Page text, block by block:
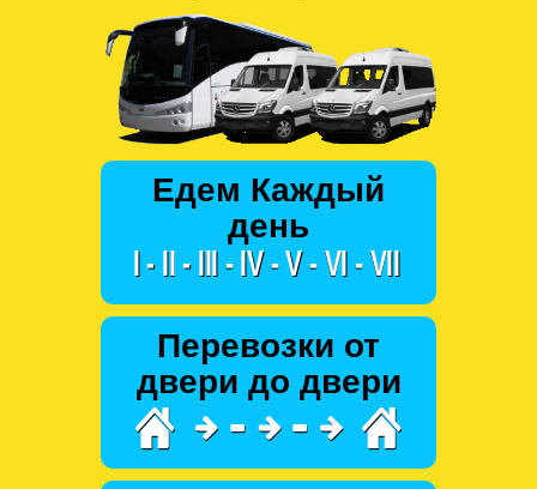
Едем Каждый
день
Перевозки от
двери до двери